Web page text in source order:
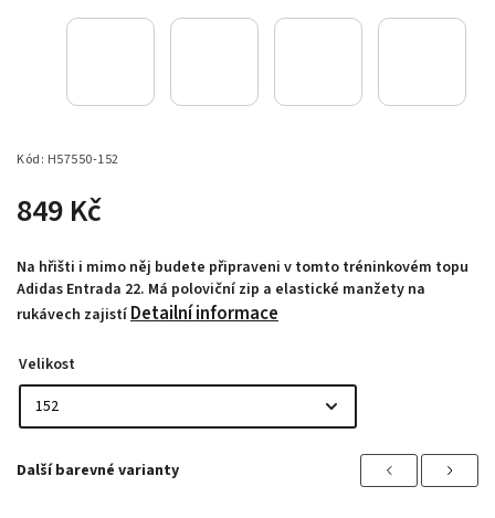
Kód: H57550-152
849 Kč
Na hřišti i mimo něj budete připraveni v tomto tréninkovém topu
Adidas Entrada 22. Má poloviční zip a elastické manžety na
rukávech zajistíDetailní informace
Velikost
Previous Next